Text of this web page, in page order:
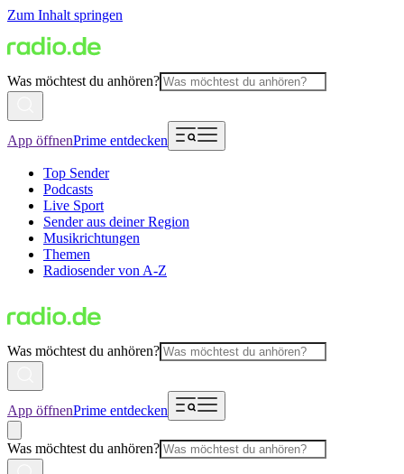
Zum Inhalt springen
Was möchtest du anhören?
App öffnenPrime entdecken
Top Sender
Podcasts
Live Sport
Sender aus deiner Region
Musikrichtungen
Themen
Radiosender von A-Z
Was möchtest du anhören?
App öffnenPrime entdecken
Was möchtest du anhören?